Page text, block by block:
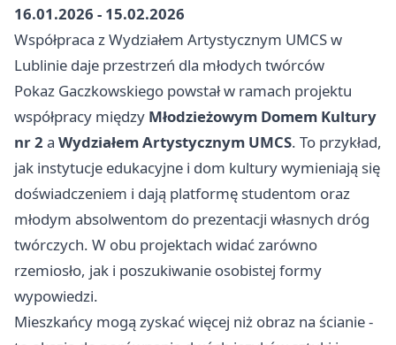
16.01.2026 - 15.02.2026
Współpraca z Wydziałem Artystycznym UMCS w
Lublinie daje przestrzeń dla młodych twórców
Pokaz Gaczkowskiego powstał w ramach projektu
współpracy między Młodzieżowym Domem Kultury
nr 2 a Wydziałem Artystycznym UMCS. To przykład,
jak instytucje edukacyjne i dom kultury wymieniają się
doświadczeniem i dają platformę studentom oraz
młodym absolwentom do prezentacji własnych dróg
twórczych. W obu projektach widać zarówno
rzemiosło, jak i poszukiwanie osobistej formy
wypowiedzi.
Mieszkańcy mogą zyskać więcej niż obraz na ścianie -